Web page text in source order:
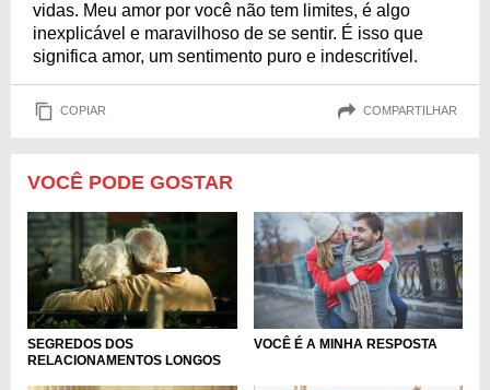
vidas. Meu amor por você não tem limites, é algo
inexplicável e maravilhoso de se sentir. É isso que
significa amor, um sentimento puro e indescritível.
COPIAR COMPARTILHAR
VOCÊ PODE GOSTAR
SEGREDOS DOS
RELACIONAMENTOS LONGOS
VOCÊ É A MINHA RESPOSTA